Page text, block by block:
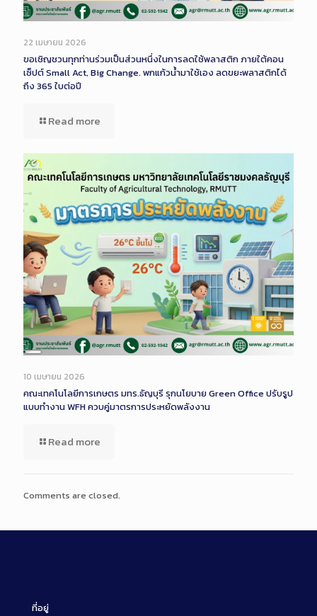
22 เมษายน 2026
ขอเชิญชวนทุกท่านร่วมเป็นส่วนหนึ่งในการลดใช้พลาสติก ภายใต้คอน
เซ็ปต์ Small Act, Big Change. พกแก้วน้ำมาใช้เอง ลดขยะพลาสติกได้
ถึง 365 ใบต่อปี
Read more
Long
Description
10 เมษายน 2026
คณะเทคโนโลยีการเกษตร มทร.ธัญบุรี รุกนโยบาย Green Office ปรับรูป
แบบทำงาน WFH ควบคู่มาตรการประหยัดพลังงาน
Read more
Comments are closed.
ที่อยู่